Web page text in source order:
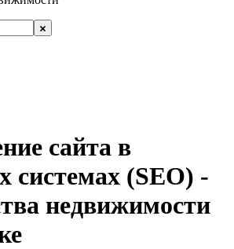
сайта в
системах (SEO) -
недвижимости